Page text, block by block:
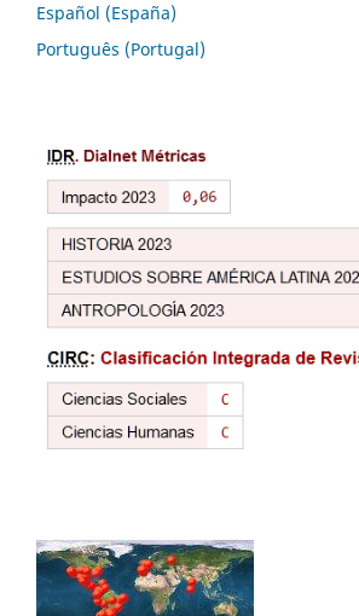
Español (España)
Português (Portugal)